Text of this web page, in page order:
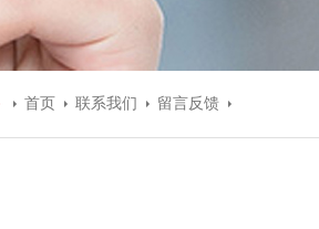
首页 联系我们 留言反馈